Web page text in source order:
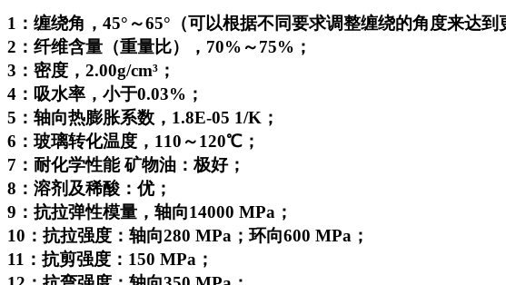
1：缠绕角，45°～65°（可以根据不同要求调整缠绕的角度来达到
2：纤维含量（重量比），70%～75%；
3：密度，2.00g/cm³；
4：吸水率，小于0.03%；
5：轴向热膨胀系数，1.8E-05 1/K；
6：玻璃转化温度，110～120℃；
7：耐化学性能 矿物油：极好；
8：溶剂及稀酸：优；
9：抗拉弹性模量，轴向14000 MPa；
10：抗拉强度：轴向280 MPa；环向600 MPa；
11：抗剪强度：150 MPa；